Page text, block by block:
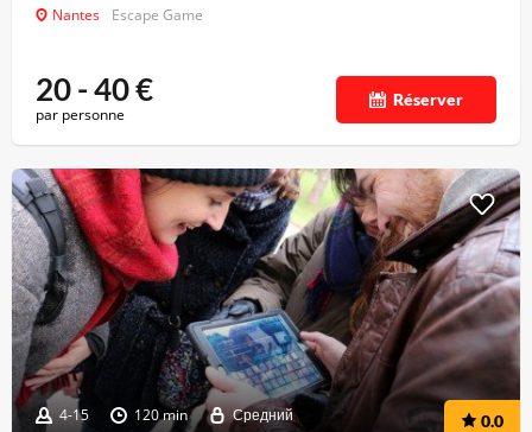
Nantes Escape Game
20 - 40€
par personne
Réserver
4-15 120 min Средний 0.0